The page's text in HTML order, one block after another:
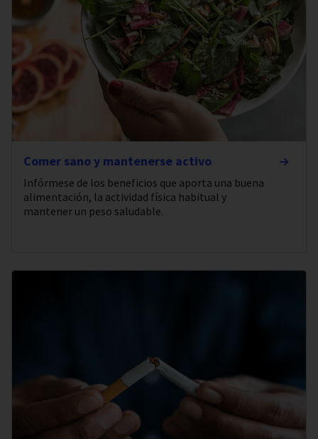
Comer sano y mantenerse activo
Infórmese de los beneficios que aporta una buena
alimentación, la actividad física habitual y
mantener un peso saludable.